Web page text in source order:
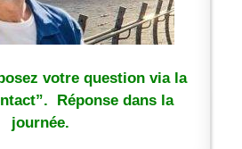
votre question via la
Réponse dans la
journée.